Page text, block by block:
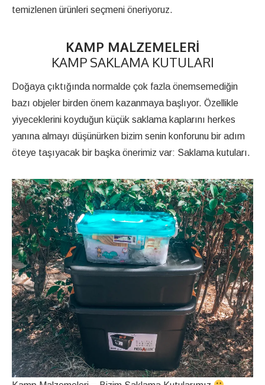
temizlenen ürünleri seçmeni öneriyoruz.
KAMP MALZEMELERI
KAMP SAKLAMA KUTULARI
Doğaya çıktığında normalde çok fazla önemsemediğin
bazı objeler birden önem kazanmaya başlıyor. Özellikle
yiyeceklerini koyduğun küçük saklama kaplarını herkes
yanına almayı düşünürken bizim senin konforunu bir adım
öteye taşıyacak bir başka önerimiz var: Saklama kutuları.